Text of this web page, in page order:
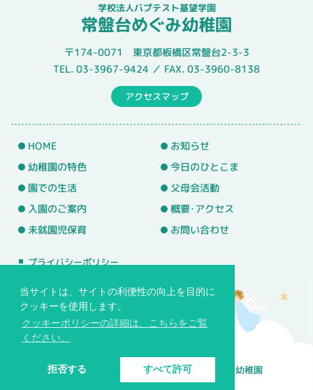
学校法人バプテスト基望学園
常盤台めぐみ幼稚園
〒174-0071 東京都板橋区常盤台2-3-3
TEL. 03-3967-9424 ／ FAX. 03-3960-8138
アクセスマップ
HOME
幼稚園の特色
園での生活
入園のご案内
未就園児保育
お知らせ
今日のひとこま
父母会活動
概要･アクセス
お問い合わせ
プライバシーポリシー
© 学校法人バプテスト基望学園 常盤台めぐみ幼稚園
当サイトは、サイトの利便性の向上を目的に
クッキーを使用します。
クッキーポリシーの詳細は、こちらをご覧
ください。
拒否する すべて許可